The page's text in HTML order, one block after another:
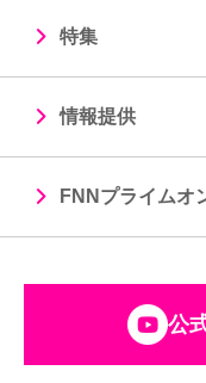
特集
情報提供
FNNプライムオ
公